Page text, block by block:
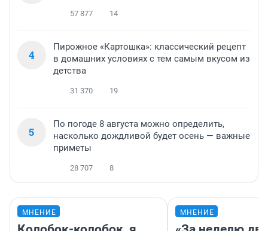
57 877 14
4
Пирожное «Картошка»: классический рецепт
в домашних условиях с тем самым вкусом из
детства
31 370 19
5
По погоде 8 августа можно определить,
насколько дождливой будет осень — важные
приметы
28 707 8
МНЕНИЕ МНЕНИЕ